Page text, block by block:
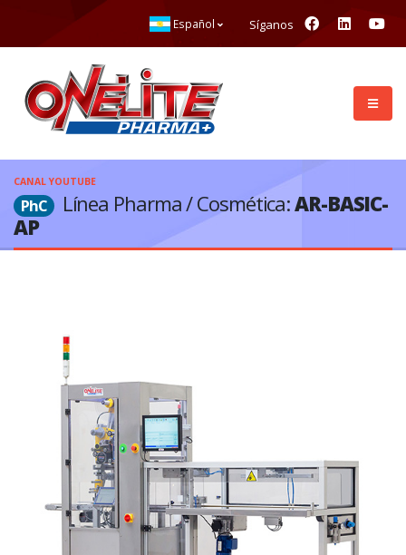
Español Síganos
PhC Línea Pharma / Cosmética:AR-BASIC-
AP
CANAL YOUTUBE